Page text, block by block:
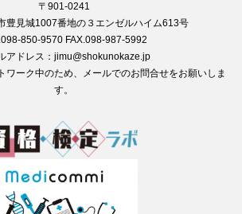
〒901-0241
豊見城1007番地の３エンゼルハイム613号
850-9570 FAX.098-987-5992
アドレス：jimu@shokunokaze.jp
ーク中のため、メールでのお問合せをお願いしま
す。